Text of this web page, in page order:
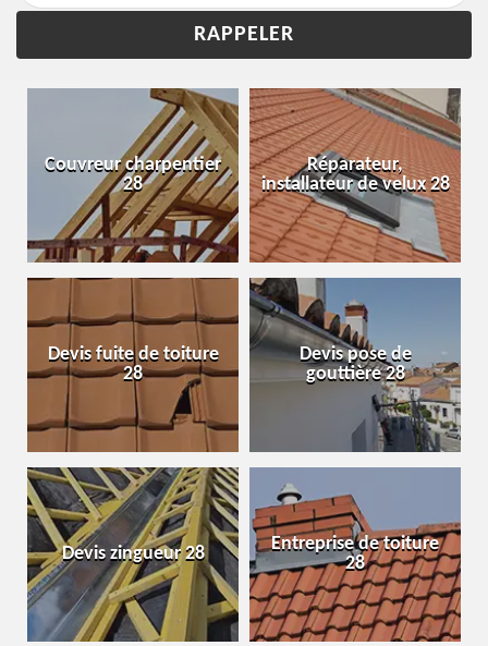
Couvreur charpentier
28
Réparateur,
installateur de velux 28
Devis fuite de toiture
28
Devis pose de
gouttière 28
Devis zingueur 28
Entreprise de toiture
28